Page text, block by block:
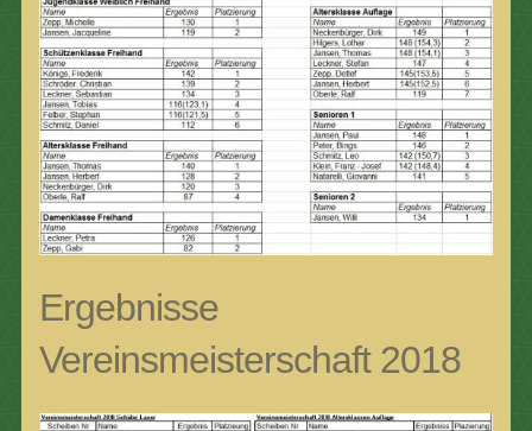
Ergebnisse
Vereinsmeisterschaft 2018